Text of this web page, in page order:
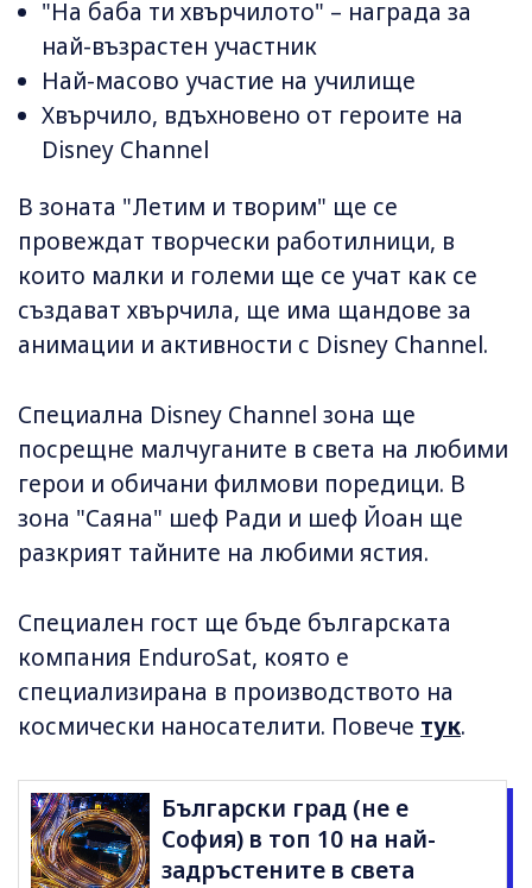
"На баба ти хвърчилото" – награда за
най-възрастен участник
Най-масово участие на училище
Хвърчило, вдъхновено от героите на
Disney Channel
В зоната "Летим и творим" ще се
провеждат творчески работилници, в
които малки и големи ще се учат как се
създават хвърчила, ще има щандове за
анимации и активности с Disney Channel.
Специална Disney Channel зона ще
посрещне малчуганите в света на любими
герои и обичани филмови поредици. В
зона "Саяна" шеф Ради и шеф Йоан ще
разкрият тайните на любими ястия.
Специален гост ще бъде българската
компания EnduroSat, която е
специализирана в производството на
космически наносателити. Повече тук.
Български град (не е
София) в топ 10 на най-
задръстените в света